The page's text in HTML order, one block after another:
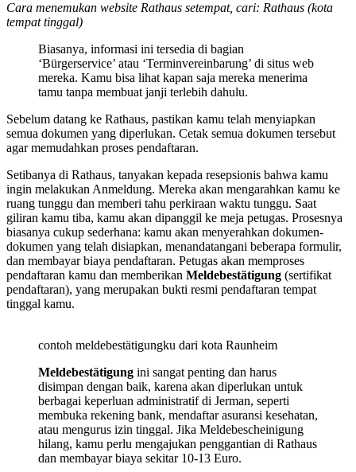
Cara menemukan website Rathaus setempat, cari: Rathaus (kota
tempat tinggal)
Biasanya, informasi ini tersedia di bagian
‘Bürgerservice’ atau ‘Terminvereinbarung’ di situs web
mereka. Kamu bisa lihat kapan saja mereka menerima
tamu tanpa membuat janji terlebih dahulu.
Sebelum datang ke Rathaus, pastikan kamu telah menyiapkan
semua dokumen yang diperlukan. Cetak semua dokumen tersebut
agar memudahkan proses pendaftaran.
Setibanya di Rathaus, tanyakan kepada resepsionis bahwa kamu
ingin melakukan Anmeldung. Mereka akan mengarahkan kamu ke
ruang tunggu dan memberi tahu perkiraan waktu tunggu. Saat
giliran kamu tiba, kamu akan dipanggil ke meja petugas. Prosesnya
biasanya cukup sederhana: kamu akan menyerahkan dokumen-
dokumen yang telah disiapkan, menandatangani beberapa formulir,
dan membayar biaya pendaftaran. Petugas akan memproses
pendaftaran kamu dan memberikan Meldebestätigung (sertifikat
pendaftaran), yang merupakan bukti resmi pendaftaran tempat
tinggal kamu.
contoh meldebestätigungku dari kota Raunheim
Meldebestätigung ini sangat penting dan harus
disimpan dengan baik, karena akan diperlukan untuk
berbagai keperluan administratif di Jerman, seperti
membuka rekening bank, mendaftar asuransi kesehatan,
atau mengurus izin tinggal. Jika Meldebescheinigung
hilang, kamu perlu mengajukan penggantian di Rathaus
dan membayar biaya sekitar 10-13 Euro.